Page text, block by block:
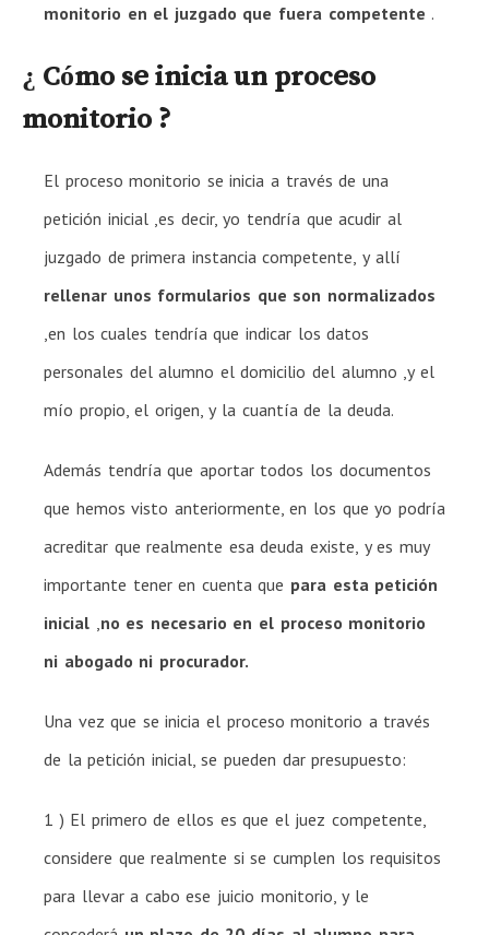
monitorio en el juzgado que fuera competente .
¿ Cómo se inicia un proceso
monitorio ?
El proceso monitorio se inicia a través de una
petición inicial ,es decir, yo tendría que acudir al
juzgado de primera instancia competente, y allí
rellenar unos formularios que son normalizados
,en los cuales tendría que indicar los datos
personales del alumno el domicilio del alumno ,y el
mío propio, el origen, y la cuantía de la deuda.
Además tendría que aportar todos los documentos
que hemos visto anteriormente, en los que yo podría
acreditar que realmente esa deuda existe, y es muy
importante tener en cuenta que para esta petición
inicial no es necesario en el proceso monitorio
ni abogado ni procurador.
Una vez que se inicia el proceso monitorio a través
de la petición inicial, se pueden dar presupuesto:
1 ) El primero de ellos es que el juez competente,
considere que realmente si se cumplen los requisitos
para llevar a cabo ese juicio monitorio, y le